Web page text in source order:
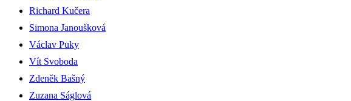
Richard Kučera
Simona Janoušková
Václav Puky
Vít Svoboda
Zdeněk Bašný
Zuzana Ságlová